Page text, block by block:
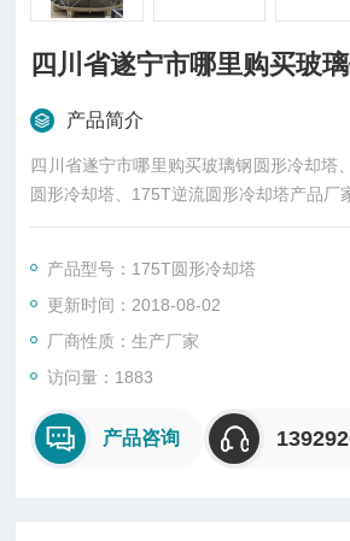
四川省遂宁市哪里购买玻
产品简介
四川省遂宁市哪里购买玻璃钢圆形冷却塔
圆形冷却塔、175T逆流圆形冷却塔产品厂
国各大城市。东莞市菱兴冷却设备有限公
产品型号：175T圆形冷却塔
更新时间：2018-08-02
厂商性质：生产厂家
访问量：1883
产品咨询